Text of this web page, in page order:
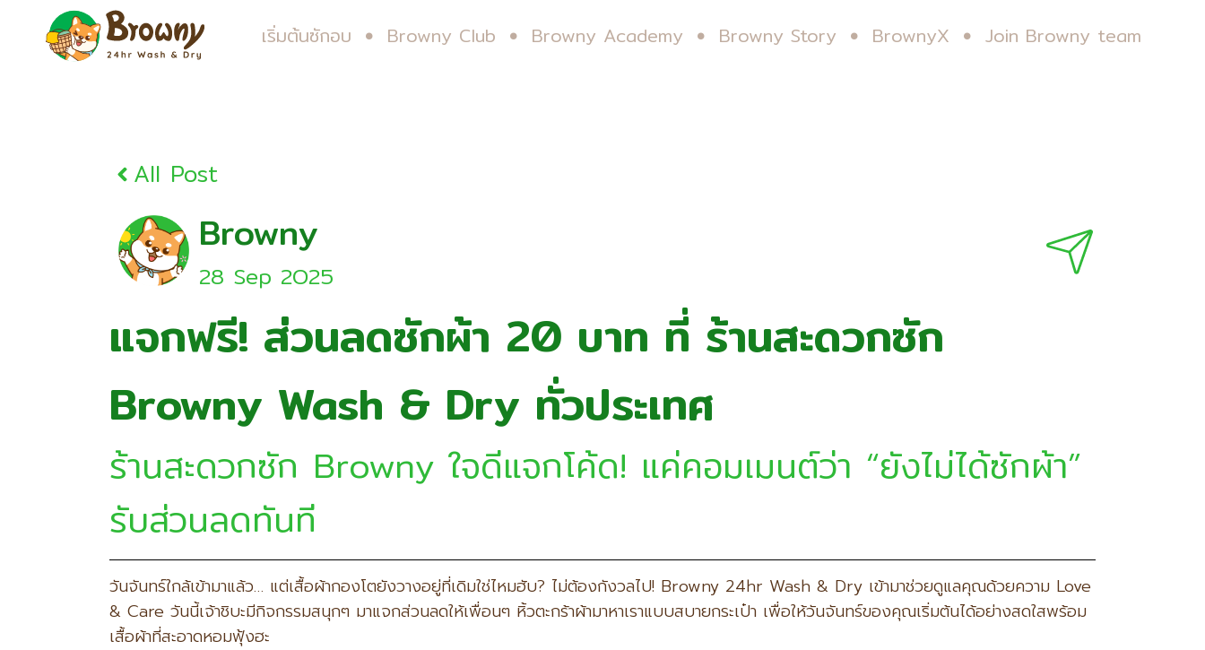
เริ่มต้นซักอบ Browny Club Browny Academy Browny Story BrownyX Join Browny team
All Post
Browny
28 Sep 2O25
แจกฟรี! ส่วนลดซักผ้า 20 บาท ที่ ร้านสะดวกซัก
Browny Wash & Dry ทั่วประเทศ
ร้านสะดวกซัก Browny ใจดีแจกโค้ด! แค่คอมเมนต์ว่า “ยังไม่ได้ซักผ้า”
รับส่วนลดทันที
วันจันทร์ใกล้เข้ามาแล้ว… แต่เสื้อผ้ากองโตยังวางอยู่ที่เดิมใช่ไหมฮับ? ไม่ต้องกังวลไป! Browny 24hr Wash & Dry เข้ามาช่วยดูแลคุณด้วยความ Love
& Care วันนี้เจ้าชิบะมีกิจกรรมสนุกๆ มาแจกส่วนลดให้เพื่อนๆ หิ้วตะกร้าผ้ามาหาเราแบบสบายกระเป๋า เพื่อให้วันจันทร์ของคุณเริ่มต้นได้อย่างสดใสพร้อม
เสื้อผ้าที่สะอาดหอมฟุ้งฮะ